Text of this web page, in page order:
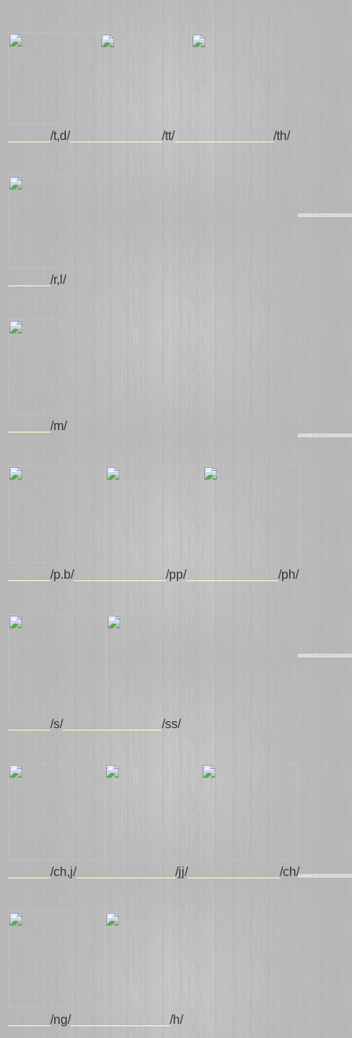
/t,d/_____________ /tt/______________ /th/
/r,l/
/m/
/p.b/_____________ /pp/_____________ /ph/
/s/______________ /ss/
/ch,j/______________ /jj/____________ /ch/
/ng/_____________ /h/